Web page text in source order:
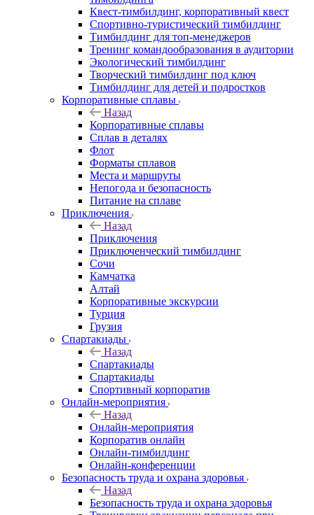
Квест-тимбилдинг, корпоративный квест
Спортивно-туристический тимбилдинг
Тимбилдинг для топ-менеджеров
Тренинг командообразования в аудитории
Экологический тимбилдинг
Творческий тимбилдинг под ключ
Тимбилдинг для детей и подростков
Корпоративные сплавы
Назад
Корпоративные сплавы
Сплав в деталях
Флот
Форматы сплавов
Места и маршруты
Непогода и безопасность
Питание на сплаве
Приключения
Назад
Приключения
Приключенческий тимбилдинг
Сочи
Камчатка
Алтай
Корпоративные экскурсии
Турция
Грузия
Спартакиады
Назад
Спартакиады
Спартакиады
Спортивный корпоратив
Онлайн-мероприятия
Назад
Онлайн-мероприятия
Корпоратив онлайн
Онлайн-тимбилдинг
Онлайн-конференции
Безопасность труда и охрана здоровья
Назад
Безопасность труда и охрана здоровья